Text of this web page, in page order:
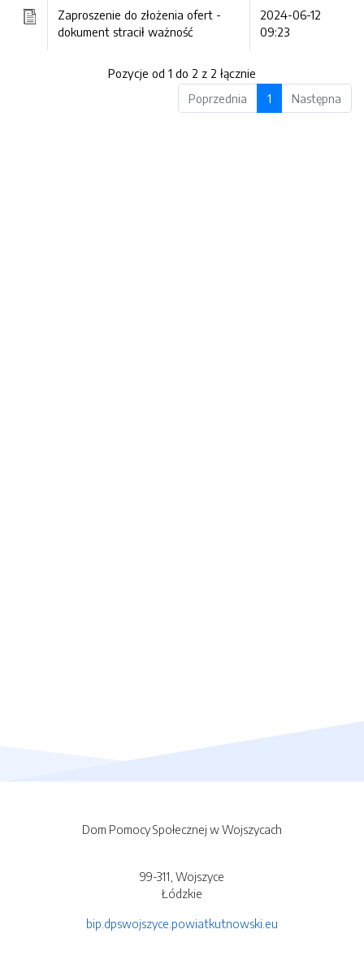
Zaproszenie do złożenia ofert -
dokument stracił ważność
2024-06-12
09:23
Pozycje od 1 do 2 z 2 łącznie
Poprzednia
1 Następna
Dom Pomocy Społecznej w Wojszycach
99-311, Wojszyce
Łódzkie
bip.dpswojszyce.powiatkutnowski.eu